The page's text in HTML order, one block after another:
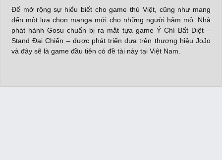
Để mở rộng sự hiểu biết cho game thủ Việt, cũng như mang
đến một lựa chọn manga mới cho những người hâm mộ. Nhà
phát hành Gosu chuẩn bị ra mắt tựa game Ý Chí Bất Diệt –
Stand Đại Chiến – được phát triển dựa trên thương hiệu JoJo
và đây sẽ là game đầu tiên có đề tài này tại Việt Nam.